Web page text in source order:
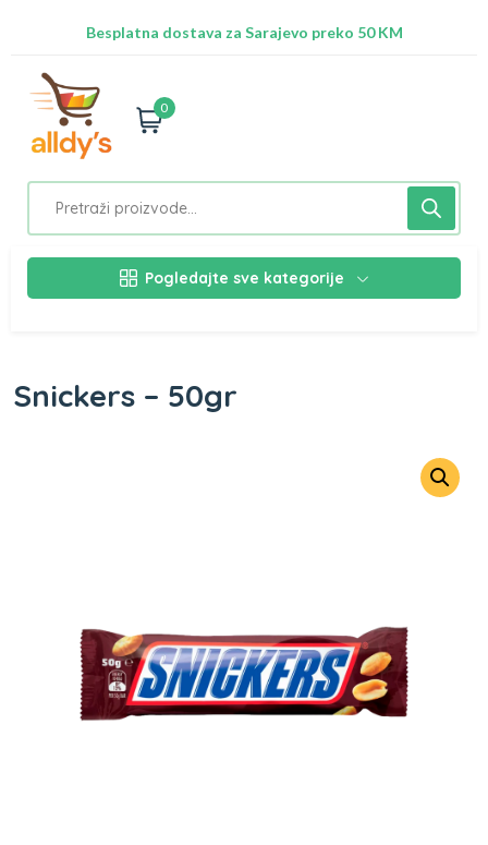
Besplatna dostava za Sarajevo preko 50 KM
0
Pogledajte sve kategorije
Snickers – 50gr